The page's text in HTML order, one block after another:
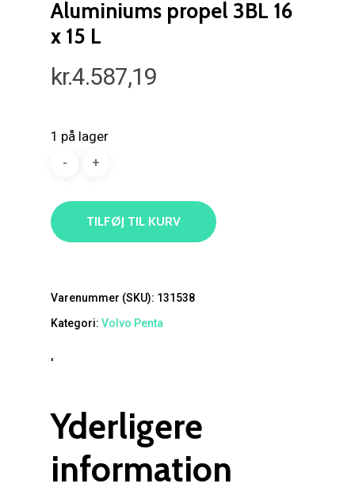
Aluminiums propel 3BL 16
x 15 L
kr.4.587,19
1 på lager
TILFØJ TIL KURV
Varenummer (SKU): 131538
Kategori: Volvo Penta
'
Yderligere
information